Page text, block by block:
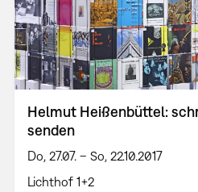
Helmut Heißenbüttel:
senden
Do, 27.07. – So, 22.10.2017
Lichthof 1+2